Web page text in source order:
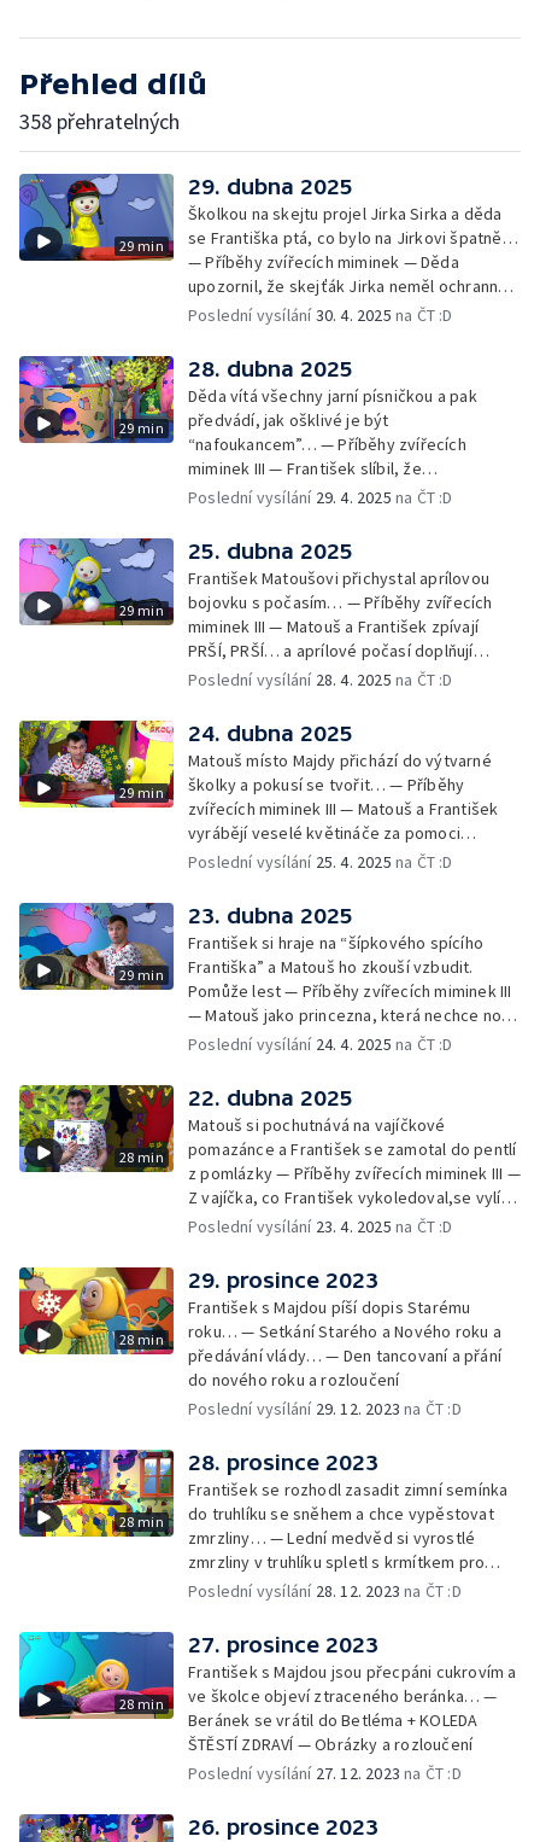
Přehled dílů
358 přehratelných
29 min
29. dubna 2025
Školkou na skejtu projel Jirka Sirka a děda
se Františka ptá, co bylo na Jirkovi špatně…
— Příběhy zvířecích miminek — Děda
upozornil, že skejťák Jirka neměl ochranné
pomůcky: helmu a chrániče pro
Obrázky a rozloučení
Poslední vysílání30. 4. 2025 na ČT :D
29 min
28. dubna 2025
Děda vítá všechny jarní písničkou a pak
předvádí, jak ošklivé je být
“nafoukancem”… — Příběhy zvířecích
miminek III — František slíbil, že
nafoukancem nikdy nebude a děda mu písní
Cvoček astronautem — Obrázky a
rozloučení
Poslední vysílání 29. 4. 2025 na ČT :D
29 min
25. dubna 2025
František Matoušovi přichystal aprílovou
bojovku s počasím… — Příběhy zvířecích
miminek III — Matouš a František zpívají
PRŠÍ, PRŠÍ… a aprílové počasí doplňují
deštěm… — Cvoček astronautem —
Poslední vysílání 28. 4. 2025 na ČT :D
29 min
24. dubna 2025
Matouš místo Majdy přichází do výtvarné
školky a pokusí se tvořit… — Příběhy
zvířecích miminek III — Matouš a František
vyrábějí veselé květináče za pomoci
skořápek z velikonočních vajíček… —
obrázky + rozloučení
Poslední vysílání 25. 4. 2025 na ČT :D
29 min
23. dubna 2025
František si hraje na “šípkového spícího
Františka” a Matouš ho zkouší vzbudit.
Pomůže lest — Příběhy zvířecích miminek III
— Matouš jako princezna, která nechce nosit
brýle… — Cvoček astronautem — Nestyďte
Poslední vysílání 24. 4. 2025 na ČT :D
28 min
22. dubna 2025
Matouš si pochutnává na vajíčkové
pomazánce a František se zamotal do pentlí
z pomlázky — Příběhy zvířecích miminek III —
Z vajíčka, co František vykoledoval,se vylíhl
drak. Nejí princezny, ale miluje vajíčkovou
Rozloučení
Poslední vysílání 23. 4. 2025 na ČT :D
28 min
29. prosince 2023
František s Majdou píší dopis Starému
roku… — Setkání Starého a Nového roku a
předávání vlády… — Den tancovaní a přání
do nového roku a rozloučení
Poslední vysílání 29. 12. 2023 na ČT :D
28 min
28. prosince 2023
František se rozhodl zasadit zimní semínka
do truhlíku se sněhem a chce vypěstovat
zmrzliny… — Lední medvěd si vyrostlé
zmrzliny v truhlíku spletl s krmítkem pro
medvědy… — Kompas od medvěda +
Poslední vysílání 28. 12. 2023 na ČT :D
28 min
27. prosince 2023
František s Majdou jsou přecpáni cukrovím a
ve školce objeví ztraceného beránka… —
Beránek se vrátil do Betléma + KOLEDA
ŠTĚSTÍ ZDRAVÍ — Obrázky a rozloučení
Poslední vysílání 27. 12. 2023 na ČT :D
26. prosince 2023